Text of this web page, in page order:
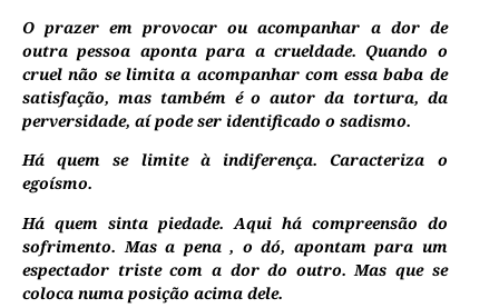
O prazer em provocar ou acompanhar a dor de
outra pessoa aponta para a crueldade. Quando o
cruel não se limita a acompanhar com essa baba de
satisfação, mas também é o autor da tortura, da
perversidade, aí pode ser identificado o sadismo.
Há quem se limite à indiferença. Caracteriza o
egoísmo.
Há quem sinta piedade. Aqui há compreensão do
sofrimento. Mas a pena , o dó, apontam para um
espectador triste com a dor do outro. Mas que se
coloca numa posição acima dele.